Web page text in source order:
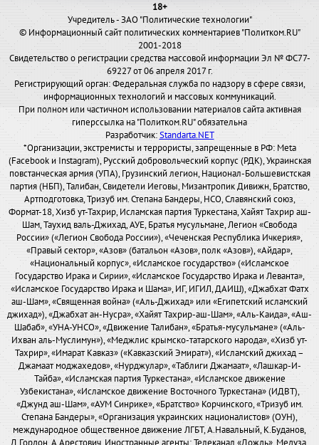
18+
Учредитель - ЗАО "Политические технологии"
© Информационный сайт политических комментариев "Политком.RU"
2001-2018
Свидетельство о регистрации средства массовой информации Эл № ФС77-
69227 от 06 апреля 2017 г.
Регистрирующий орган: Федеральная служба по надзору в сфере связи,
информационных технологий и массовых коммуникаций.
При полном или частичном использовании материалов сайта активная
гиперссылка на "Политком.RU" обязательна
Разработчик:Standarta.NET
*Организации, экстремисты и террористы, запрещенные в РФ: Meta
(Facebook и Instagram), Русский добровольческий корпус (РДК), Украинская
повстанческая армия (УПА), Грузинский легион, Национал-Большевистская
партия (НБП), Талибан, Свидетели Иеговы, Мизантропик Дивижн, Братство,
Артподготовка, Тризуб им. Степана Бандеры, НСО, Славянский союз,
Формат-18, Хизб ут-Тахрир, Исламская партия Туркестана, Хайят Тахрир аш-
Шам, Таухид валь-Джихад, АУЕ, Братья мусульмане, Легион «Свобода
России» («Легион Свобода России»), «Чеченская Республика Ичкерия»,
«Правый сектор», «Азов» (батальон «Азов», полк «Азов»), «Айдар»,
«Национальный корпус», «Исламское государство» («Исламское
Государство Ирака и Сирии», «Исламское Государство Ирака и Леванта»,
«Исламское Государство Ирака и Шама», ИГ, ИГИЛ, ДАИШ), «Джабхат Фатх
аш-Шам», «Священная война» («Аль-Джихад» или «Египетский исламский
джихад»), «Джабхат ан-Нусра», «Хайят Тахрир-аш-Шам», «Аль-Каида», «Аш-
Шабаб», «УНА-УНСО», «Движение Талибан», «Братья-мусульмане» («Аль-
Ихван аль-Муслимун»), «Меджлис крымско-татарского народа», «Хизб ут-
Тахрир», «Имарат Кавказ» («Кавказский Эмират»), «Исламский джихад –
Джамаат моджахедов», «Нурджулар», «Таблиги Джамаат», «Лашкар-И-
Тайба», «Исламская партия Туркестана», «Исламское движение
Узбекистана», «Исламское движение Восточного Туркестана» (ИДВТ),
«Джунд аш-Шам», «АУМ Синрике», «Братство» Корчинского, «Тризуб им.
Степана Бандеры», «Организация украинских националистов» (ОУН),
международное общественное движение ЛГБТ, А.Навальный, К.Буданов,
Д.Гордон, А.Арестович. Иностранные агенты: Телеканал «Дождь», Медуза,